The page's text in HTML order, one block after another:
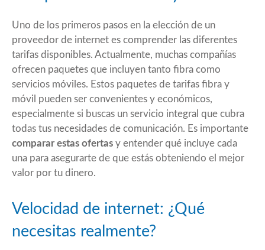
Uno de los primeros pasos en la elección de un
proveedor de internet es comprender las diferentes
tarifas disponibles. Actualmente, muchas compañías
ofrecen paquetes que incluyen tanto fibra como
servicios móviles. Estos paquetes de tarifas fibra y
móvil pueden ser convenientes y económicos,
especialmente si buscas un servicio integral que cubra
todas tus necesidades de comunicación. Es importante
comparar estas ofertas y entender qué incluye cada
una para asegurarte de que estás obteniendo el mejor
valor por tu dinero.
Velocidad de internet: ¿Qué
necesitas realmente?